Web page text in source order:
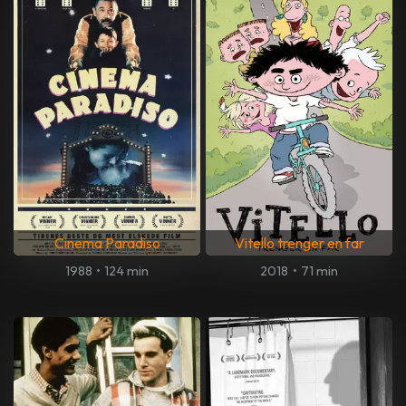
Cinema Paradiso
1988 • 124 min
Vitello trenger en far
2018 • 71 min